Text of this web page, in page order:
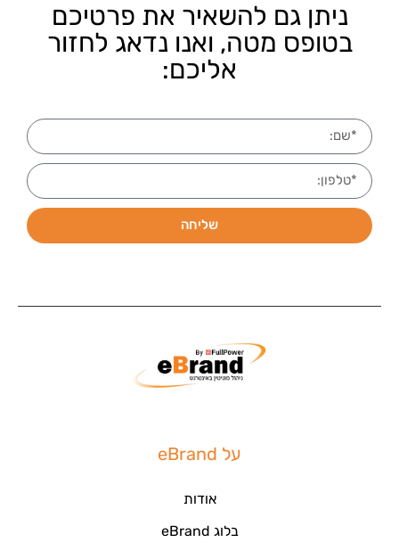
ניתן גם להשאיר את פרטיכם
בטופס מטה, ואנו נדאג לחזור
אליכם:
שליחה
על eBrand
אודות
בלוג eBrand